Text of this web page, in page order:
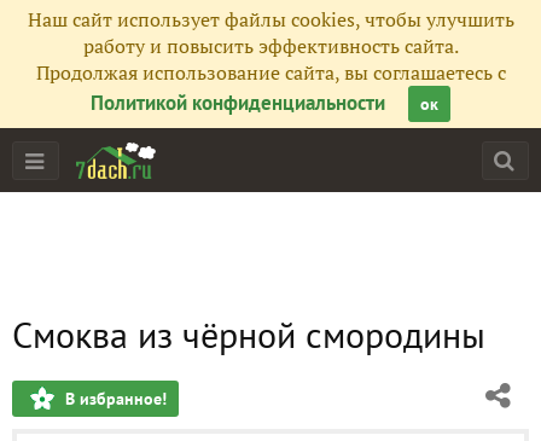
Наш сайт использует файлы cookies, чтобы улучшить
работу и повысить эффективность сайта.
Продолжая использование сайта, вы соглашаетесь с
Политикой конфиденциальности
ок
Смоква из чёрной смородины
В избранное!